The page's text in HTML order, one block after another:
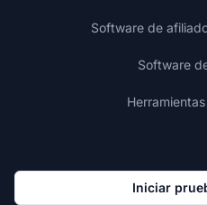
Software de
Software
Iniciar